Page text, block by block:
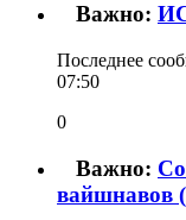
Важно:
Последнее
07:50
0
Важно:
вайшнавов